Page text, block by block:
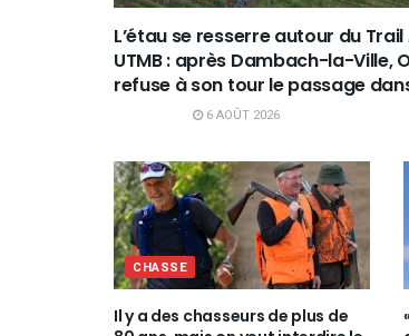
L’étau se resserre autour du
UTMB : après Dambach-la-Ville,
refuse à son tour le passage
6 AOÛT 2026
CHASSE
Il y a des chasseurs de plus de